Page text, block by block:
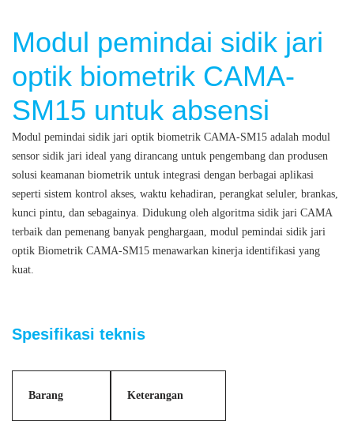
Modul pemindai sidik jari
optik biometrik CAMA-
SM15 untuk absensi
Modul pemindai sidik jari optik biometrik CAMA-SM15 adalah modul
sensor sidik jari ideal yang dirancang untuk pengembang dan produsen
solusi keamanan biometrik untuk integrasi dengan berbagai aplikasi
seperti sistem kontrol akses, waktu kehadiran, perangkat seluler, brankas,
kunci pintu, dan sebagainya. Didukung oleh algoritma sidik jari CAMA
terbaik dan pemenang banyak penghargaan, modul pemindai sidik jari
optik Biometrik CAMA-SM15 menawarkan kinerja identifikasi yang
kuat.
Spesifikasi teknis
Barang Keterangan